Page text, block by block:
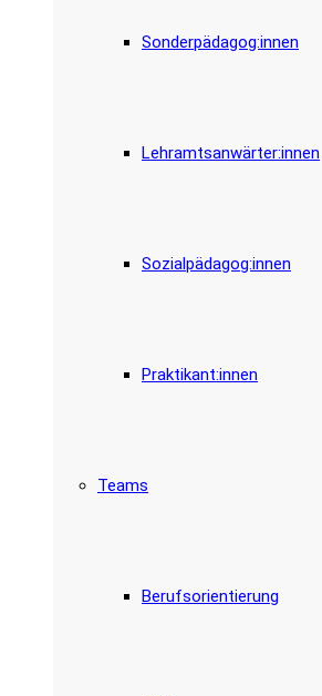
Sonderpädagog:innen
Lehramtsanwärter:innen
Sozialpädagog:innen
Praktikant:innen
Teams
Berufsorientierung